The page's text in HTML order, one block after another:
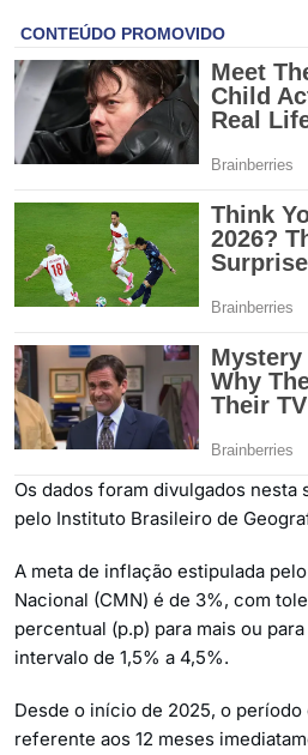
Os dados foram divulgados nesta
pelo Instituto Brasileiro de
A meta de inflação estipulada
Nacional (CMN) é de 3%, com
percentual (p.p) para mais ou
intervalo de 1,5% a 4,5%.
Desde o início de 2025, o período
referente aos 12 meses